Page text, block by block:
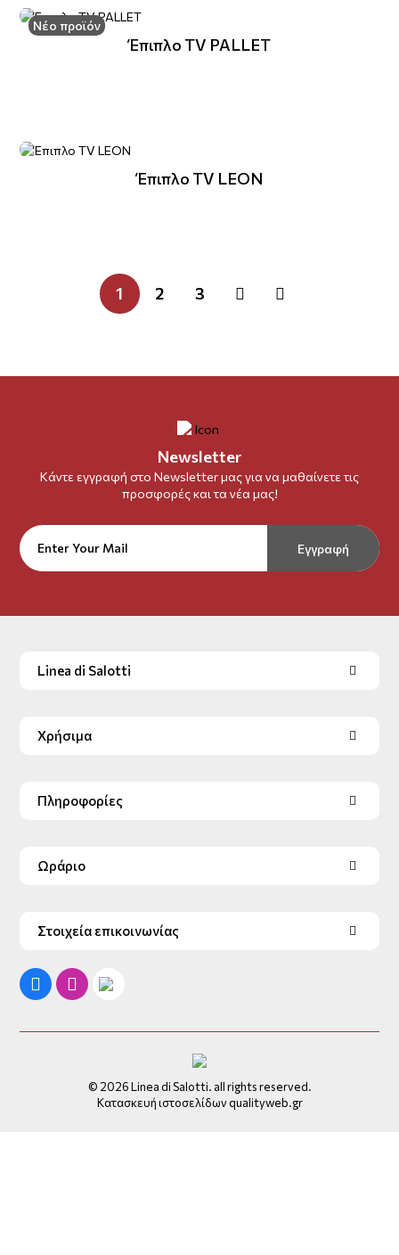
Νέο προϊόν
Έπιπλο TV PALLET
Έπιπλο TV LEON
1 2 3
Newsletter
Κάντε εγγραφή στο Newsletter μας για να μαθαίνετε τις
προσφορές και τα νέα μας!
Εγγραφή
Linea di Salotti
Χρήσιμα
Πληροφορίες
Ωράριο
Στοιχεία επικοινωνίας
© 2026 Linea di Salotti. all rights reserved.
Κατασκευή ιστοσελίδων qualityweb.gr